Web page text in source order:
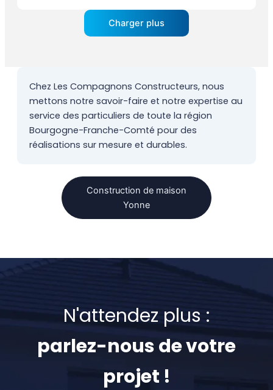
Charger plus
Chez Les Compagnons Constructeurs, nous
mettons notre savoir-faire et notre expertise au
service des particuliers de toute la région
Bourgogne-Franche-Comté pour des
réalisations sur mesure et durables.
Construction de maison
Yonne
N'attendez plus :
parlez-nous de votre
projet !